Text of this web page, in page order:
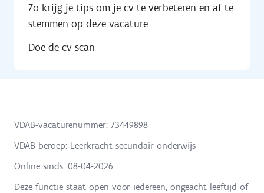
Zo krijg je tips om je cv te verbeteren en af te
stemmen op deze vacature.
Doe de cv-scan
VDAB-vacaturenummer: 73449898
VDAB-beroep: Leerkracht secundair onderwijs
Online sinds: 08-04-2026
Deze functie staat open voor iedereen, ongeacht leeftijd of